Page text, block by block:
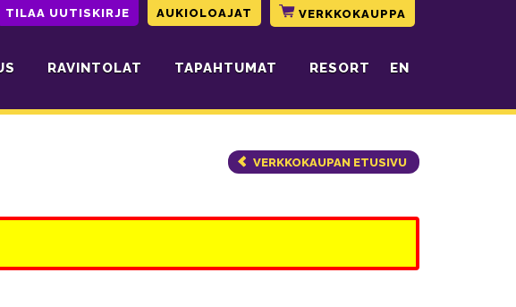
TILAA UUTISKIRJE AUKIOLOAJAT VERKKOKAUPPA
RAVINTOLAT TAPAHTUMAT RESORT EN
VERKKOKAUPAN ETUSIVU